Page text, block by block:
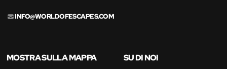
INFO@WORLDOFESCAPES.COM
MOSTRA SULLA MAPPA
SU DI NOI